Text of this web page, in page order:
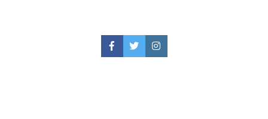
FacebookTwitterInstagram